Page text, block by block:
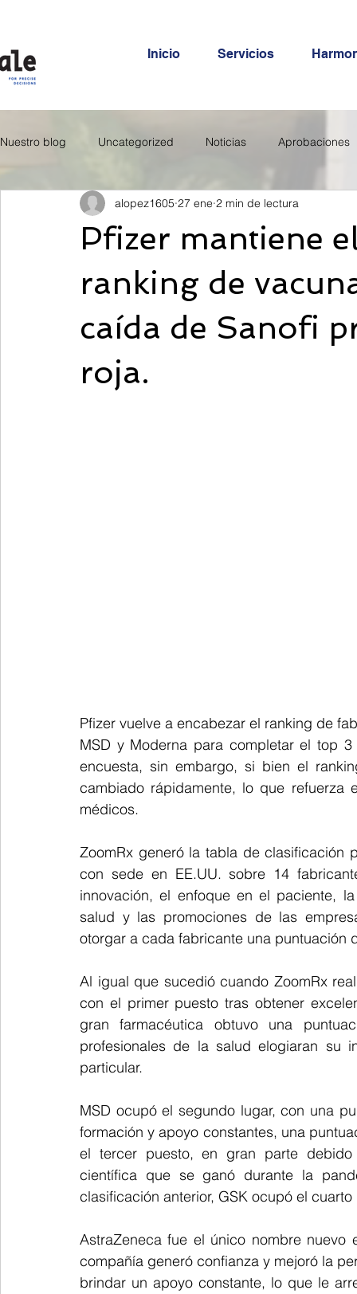
Inicio Servicios
Nuestro blog Uncategorized Noticias Aprobaciones
Pfizer mantiene
ranking de
caída de Sanofi
roja.
alopez1605 27 ene 2 min de lectura
Pfizer vuelve a encabezar el ranking de
MSD y Moderna para completar el top
encuesta, sin embargo, si bien el
cambiado rápidamente, lo que
médicos.
ZoomRx generó la tabla de clasificación
con sede en EE.UU. sobre 14
innovación, el enfoque en el paciente,
salud y las promociones de las
otorgar a cada fabricante una puntuación
Al igual que sucedió cuando ZoomRx
con el primer puesto tras obtener
gran farmacéutica obtuvo una
profesionales de la salud elogiaran su
particular.
MSD ocupó el segundo lugar, con una
formación y apoyo constantes, una
el tercer puesto, en gran parte
científica que se ganó durante la
clasificación anterior, GSK ocupó el
AstraZeneca fue el único nombre
compañía generó confianza y mejoró la
brindar un apoyo constante, lo que le